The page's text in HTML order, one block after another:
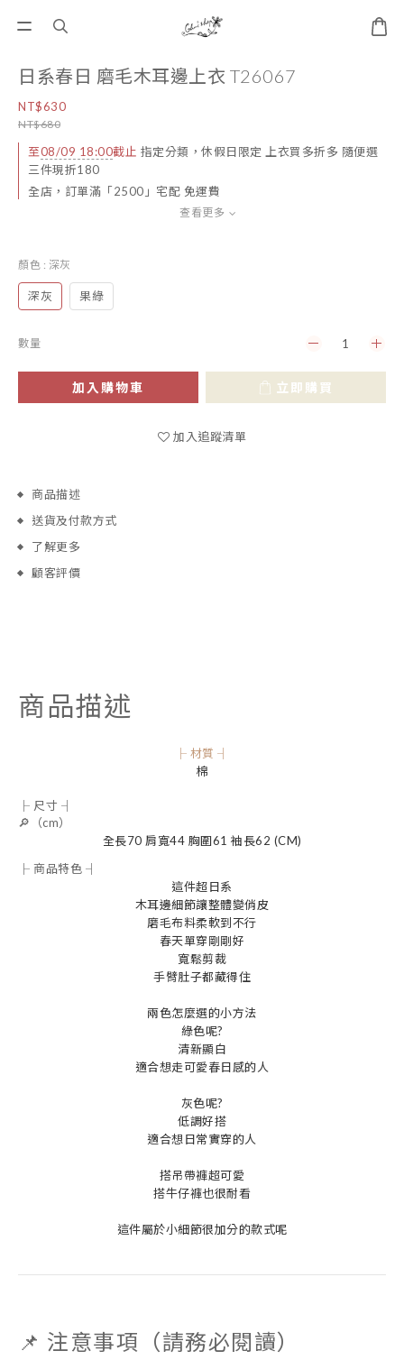
日系春日 磨毛木耳邊上衣 T26067
NT$630
NT$680
至08/09 18:00截止 指定分類，休假日限定 上衣買多折多 隨便選
三件現折180
全店，訂單滿「2500」宅配 免運費
查看更多
顏色 : 深灰
深灰 果綠
數量
加入購物車 立即購買
加入追蹤清單
商品描述
送貨及付款方式
了解更多
顧客評價
商品描述
├ 材質 ┤
棉
├ 尺寸 ┤
🔎（cm）
全長70 肩寬44 胸圍61 袖長62 (CM)
├ 商品特色 ┤
這件超日系
木耳邊細節讓整體變俏皮
磨毛布料柔軟到不行
春天單穿剛剛好
寬鬆剪裁
手臂肚子都藏得住
兩色怎麼選的小方法
綠色呢?
清新顯白
適合想走可愛春日感的人
灰色呢?
低調好搭
適合想日常實穿的人
搭吊帶褲超可愛
搭牛仔褲也很耐看
這件屬於小細節很加分的款式呢
📌 注意事項（請務必閱讀）